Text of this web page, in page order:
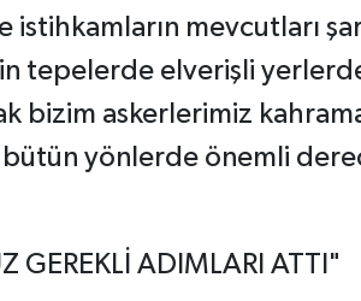
istihkamların mevcutları
tepelerde elverişli
bizim askerlerimiz
yönlerde önemli
GEREKLİ ADIMLARI ATTI"